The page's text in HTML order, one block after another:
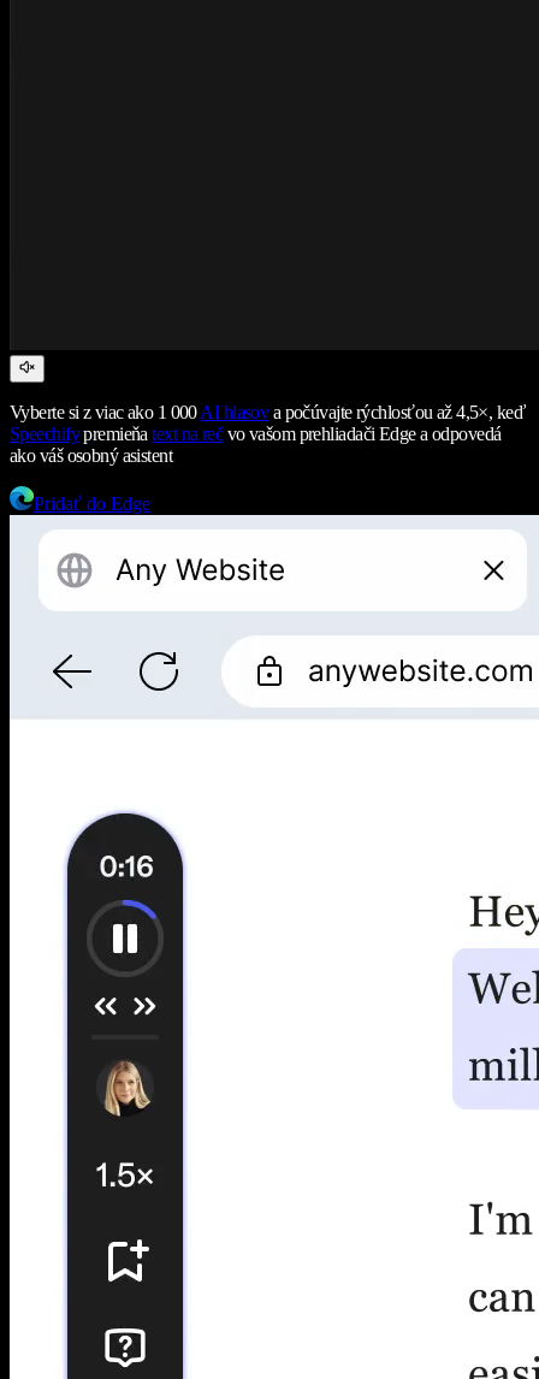
Vyberte si z viac ako 1 000AI hlasova počúvajte rýchlosťou až 4,5×, keď
Speechifypremieňatext na rečvo vašom prehliadači Edge a odpovedá
ako váš osobný asistent
Pridať do Edge